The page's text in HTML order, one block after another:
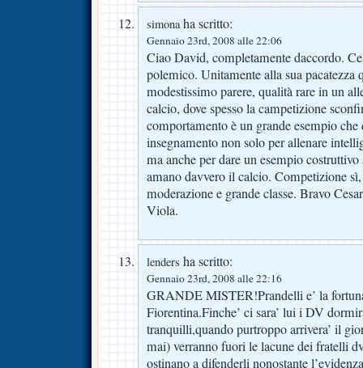
simonaha scritto:
Gennaio 23rd, 2008 alle 22:06
Ciao David, completamente daccordo.
polemico. Unitamente alla sua pacatezza
modestissimo parere, qualità rare in un
calcio, dove spesso la campetizione
comportamento è un grande esempio che
insegnamento non solo per allenare
ma anche per dare un esempio
amano davvero il calcio. Competizione
moderazione e grande classe. Bravo
Viola.
lenders ha scritto:
Gennaio 23rd, 2008 alle 22:16
GRANDE MISTER!Prandelli e’ la
Fiorentina.Finche’ ci sara’ lui i DV
tranquilli,quando purtroppo arrivera’ il
mai) verranno fuori le lacune dei fratelli
ostinano a difenderli nonostante